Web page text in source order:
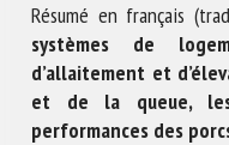
Résumé en français
systèmes de
d’allaitement et
et de la queue,
performances des
E-mail *